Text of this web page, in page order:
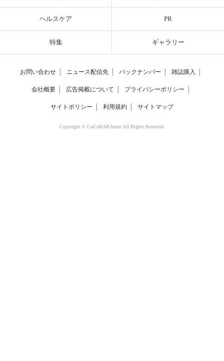
ヘルスケア PR
特集 ギャラリー
お問い合わせ ニュース配信先 バックナンバー 雑誌購入
会社概要 広告掲載について プライバシーポリシー
サイトポリシー 利用規約 サイトマップ
Copyright © CoCoKARAnext All Rights Reserved.